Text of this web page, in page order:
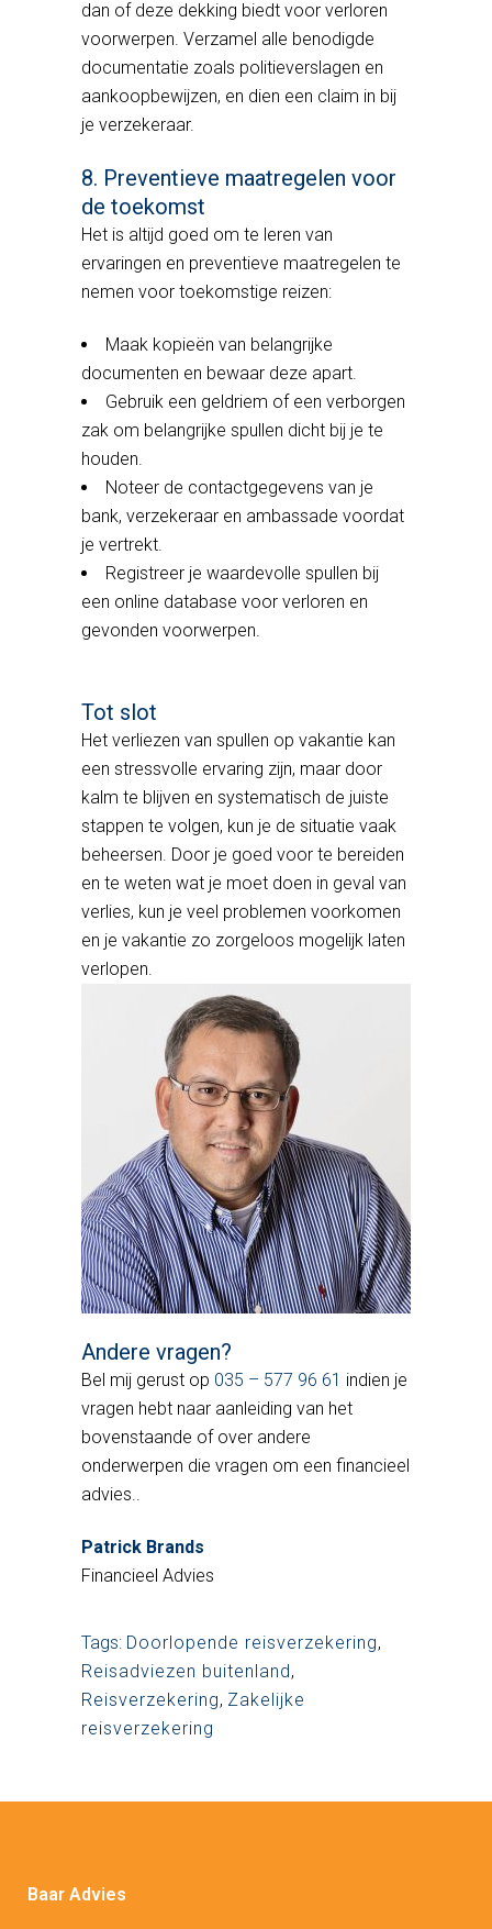
dan of deze dekking biedt voor verloren
voorwerpen. Verzamel alle benodigde
documentatie zoals politieverslagen en
aankoopbewijzen, en dien een claim in bij
je verzekeraar.
8. Preventieve maatregelen voor
de toekomst
Het is altijd goed om te leren van
ervaringen en preventieve maatregelen te
nemen voor toekomstige reizen:
Maak kopieën van belangrijke
documenten en bewaar deze apart.
Gebruik een geldriem of een verborgen
zak om belangrijke spullen dicht bij je te
houden.
Noteer de contactgegevens van je
bank, verzekeraar en ambassade voordat
je vertrekt.
Registreer je waardevolle spullen bij
een online database voor verloren en
gevonden voorwerpen.
Tot slot
Het verliezen van spullen op vakantie kan
een stressvolle ervaring zijn, maar door
kalm te blijven en systematisch de juiste
stappen te volgen, kun je de situatie vaak
beheersen. Door je goed voor te bereiden
en te weten wat je moet doen in geval van
verlies, kun je veel problemen voorkomen
en je vakantie zo zorgeloos mogelijk laten
verlopen.
Andere vragen?
Bel mij gerust op 035 – 577 96 61 indien je
vragen hebt naar aanleiding van het
bovenstaande of over andere
onderwerpen die vragen om een financieel
advies..
Patrick Brands
Financieel Advies
Tags: Doorlopende reisverzekering,
Reisadviezen buitenland ,
Reisverzekering, Zakelijke
reisverzekering
Baar Advies